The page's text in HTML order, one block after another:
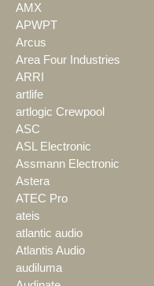
AMX
APWPT
Arcus
Area Four Industries
ARRI
artlife
artlogic Crewpool
ASC
ASL Electronic
Assmann Electronic
Astera
ATEC Pro
ateis
atlantic audio
Atlantis Audio
audiluma